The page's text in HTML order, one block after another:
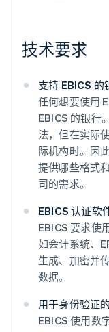
技术要求
支持 EBICS 的
任何想要使用
EBICS 的银行
法，但在实际
际机构时。因
提供哪些格式
司的需求。
EBICS 认证软
EBICS 要求使
如会计系统、
生成、加密并
数据。
用于身份验证
EBICS 使用数